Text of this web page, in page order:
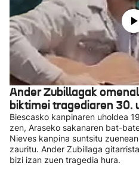
Ander Zubillagak
biktimei tragediaren 30.
Biescasko kanpinaren uholdea
zen, Araseko sakanaren bat-
Nieves kanpina suntsitu
zauritu. Ander Zubillaga
bizi izan zuen tragedia hura.